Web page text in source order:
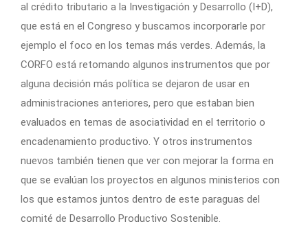
al crédito tributario a la Investigación y Desarrollo (I+D),
que está en el Congreso y buscamos incorporarle por
ejemplo el foco en los temas más verdes. Además, la
CORFO está retomando algunos instrumentos que por
alguna decisión más política se dejaron de usar en
administraciones anteriores, pero que estaban bien
evaluados en temas de asociatividad en el territorio o
encadenamiento productivo. Y otros instrumentos
nuevos también tienen que ver con mejorar la forma en
que se evalúan los proyectos en algunos ministerios con
los que estamos juntos dentro de este paraguas del
comité de Desarrollo Productivo Sostenible.